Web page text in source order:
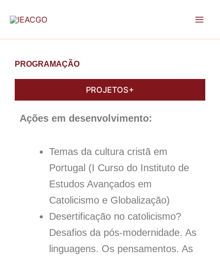
PROGRAMAÇÃO
PROJETOS+
Ações em desenvolvimento:
Temas da cultura cristã em
Portugal (I Curso do Instituto de
Estudos Avançados em
Catolicismo e Globalização)
Desertificação no catolicismo?
Desafios da pós-modernidade. As
linguagens. Os pensamentos. As